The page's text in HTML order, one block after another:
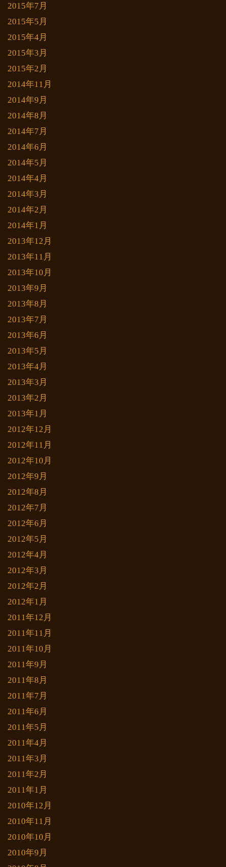
2015年7月
2015年5月
2015年4月
2015年3月
2015年2月
2014年11月
2014年9月
2014年8月
2014年7月
2014年6月
2014年5月
2014年4月
2014年3月
2014年2月
2014年1月
2013年12月
2013年11月
2013年10月
2013年9月
2013年8月
2013年7月
2013年6月
2013年5月
2013年4月
2013年3月
2013年2月
2013年1月
2012年12月
2012年11月
2012年10月
2012年9月
2012年8月
2012年7月
2012年6月
2012年5月
2012年4月
2012年3月
2012年2月
2012年1月
2011年12月
2011年11月
2011年10月
2011年9月
2011年8月
2011年7月
2011年6月
2011年5月
2011年4月
2011年3月
2011年2月
2011年1月
2010年12月
2010年11月
2010年10月
2010年9月